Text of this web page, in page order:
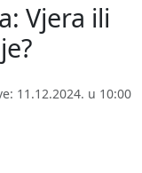
Vjera ili
11.12.2024. u 10:00